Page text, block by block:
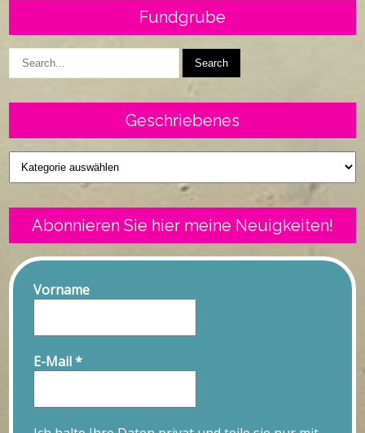
Fundgrube
Geschriebenes
Geschriebenes
Abonnieren Sie hier meine Neuigkeiten!
Vorname
E-Mail*